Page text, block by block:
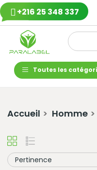
+216 25 348 337
Toutes les
Accueil Homme
Pertinence